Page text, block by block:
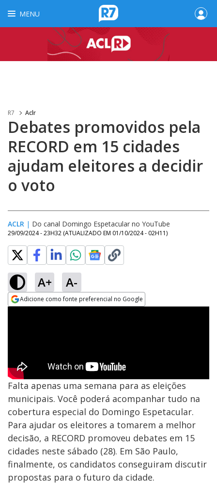
MENU
R7 Aclr
Debates promovidos pela
RECORD em 15 cidades
ajudam eleitores a decidir
o voto
ACLR | Do canal Domingo Espetacular no YouTube
29/09/2024 - 23H32 (ATUALIZADO EM 01/10/2024 - 02H11)
A+ A-
Adicione como fonte preferencial no Google
Falta apenas uma semana para as eleições
municipais. Você poderá acompanhar tudo na
cobertura especial do Domingo Espetacular.
Para ajudar os eleitores a tomarem a melhor
decisão, a RECORD promoveu debates em 15
cidades neste sábado (28). Em São Paulo,
finalmente, os candidatos conseguiram discutir
propostas para o futuro da cidade.